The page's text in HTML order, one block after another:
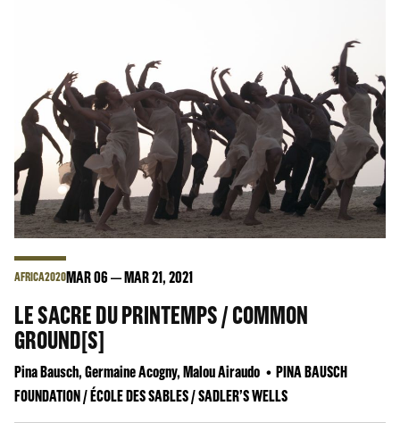
AFRICA2020MAR06 MAR21, 2021
LE SACRE DU PRINTEMPS / COMMON
GROUND[S]
Pina Bausch, Germaine Acogny, Malou Airaudo
PINA BAUSCH
FOUNDATION / ÉCOLE DES SABLES / SADLER’S WELLS